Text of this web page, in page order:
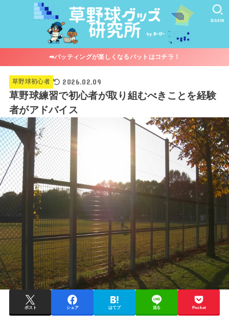
SEARCH
➡︎バッティングが楽しくなるバットはコチラ！
草野球初心者 2026.02.09
草野球練習で初心者が取り組むべきことを経験
者がアドバイス
ポスト シェア はてブ 送る Pocket